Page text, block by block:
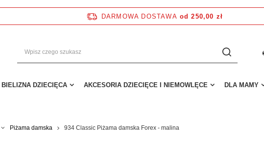
DARMOWA DOSTAWA od 250,00 zł
BIELIZNA DZIECIĘCA AKCESORIA DZIECIĘCE I NIEMOWLĘCE DLA MAMY
Piżama damska 934 Classic Piżama damska Forex - malina